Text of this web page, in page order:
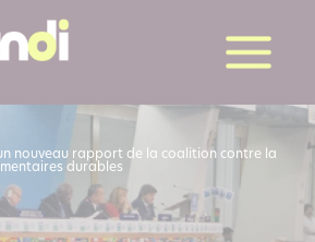
nouveau rapport de la coalition contre la
durables